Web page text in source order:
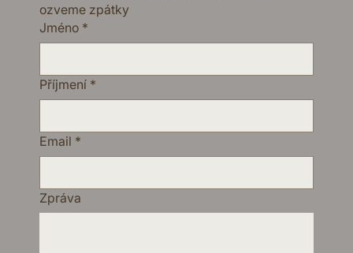
ozveme zpátky
Jméno *
Příjmení *
Email *
Zpráva